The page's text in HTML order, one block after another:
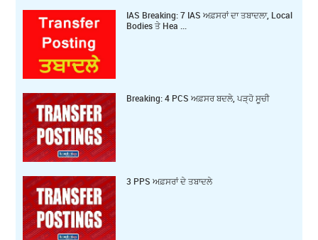
IAS Breaking: 7 IAS ਅਫ਼ਸਰਾਂ ਦਾ ਤਬਾਦਲਾ, Local
Bodies ਤੇ Hea ...
Breaking: 4 PCS ਅਫ਼ਸਰ ਬਦਲੇ, ਪੜ੍ਹੋ ਸੂਚੀ
3 PPS ਅਫ਼ਸਰਾਂ ਦੇ ਤਬਾਦਲੇ